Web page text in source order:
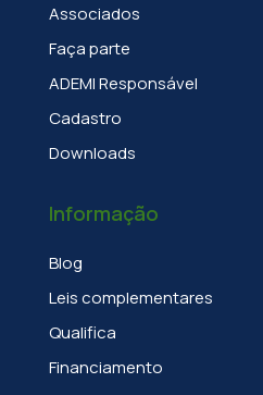
Associados
Faça parte
ADEMI Responsável
Cadastro
Downloads
Informação
Blog
Leis complementares
Qualifica
Financiamento